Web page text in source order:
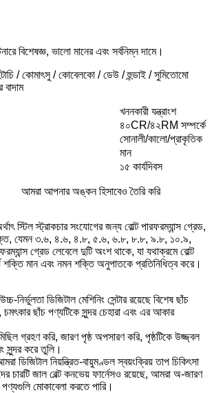
বিশেষজ্ঞ, ভালো মানের এবং সর্বনিম্ন দামে।
/ কোমাৎসু / কোবেলকো / ডেউ / হুন্ডাই / সুমিতোমো
বাদাম
খননকারী যন্ত্রাংশ
৪০CR/৪২RM সম্পর্কে
সোনালী/কালো/প্রাকৃতিক
মান
১৫ কার্যদিবস
আমরা আপনার অঙ্কন হিসাবেও তৈরি করি
স্টিল স্ট্রাকচার সংযোগের জন্য বোল্ট পারফরম্যান্স গ্রেড,
যেমন ৩.৬, ৪.৬, ৪.৮, ৫.৬, ৬.৮, ৮.৮, ৯.৮, ১০.৯,
গ্রেড লেবেলে দুটি অংশ থাকে, যা যথাক্রমে বোল্ট
শক্তি মান এবং নমন শক্তি অনুপাতকে প্রতিনিধিত্ব করে।
ডিজিটাল মেশিনিং সেন্টার রয়েছে বিশেষ ছাঁচ
চমৎকার ছাঁচ পণ্যটিকে সুন্দর চেহারা এবং এর আকার
গ্রহণ করি, জারণ পৃষ্ঠ অপসারণ করি, পৃষ্ঠটিকে উজ্জ্বল
সুন্দর করে তুলি।
ডিজিটাল নিয়ন্ত্রিত-বায়ুমণ্ডল স্বয়ংক্রিয় তাপ চিকিৎসা
চারটি জাল বেল্ট কনভেয় ফার্নেসও রয়েছে, আমরা অ-জারণ
মোকাবেলা করতে পারি।